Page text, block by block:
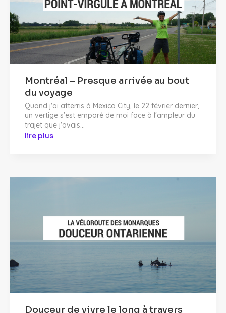
Montréal – Presque arrivée au bout
du voyage
Quand j'ai atterris à Mexico City, le 22 février dernier,
un vertige s'est emparé de moi face à l'ampleur du
trajet que j'avais...
lire plus
Douceur de vivre le long à travers